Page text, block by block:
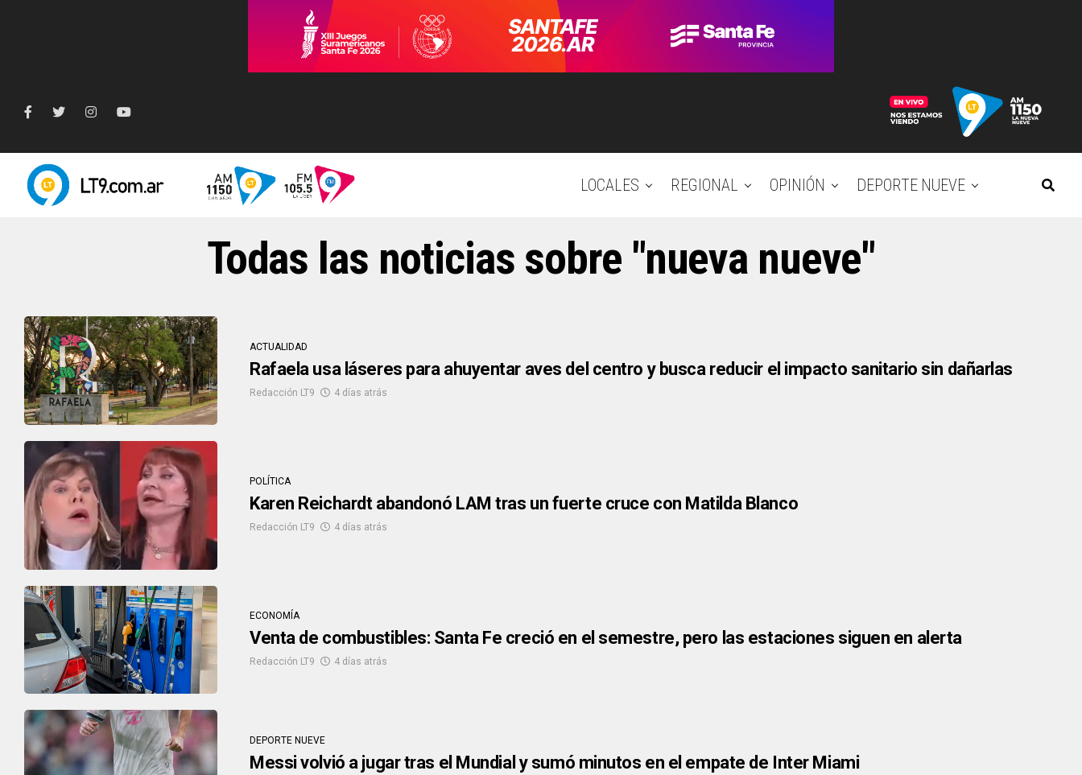
LOCALES REGIONAL OPINIÓN DEPORTE NUEVE
Todas las noticias sobre "nueva nueve"
ACTUALIDAD
Rafaela usa láseres para ahuyentar aves del centro y busca reducir el impacto sanitario sin dañarlas
Redacción LT9 4 días atrás
POLÍTICA
Karen Reichardt abandonó LAM tras un fuerte cruce con Matilda Blanco
Redacción LT9 4 días atrás
ECONOMÍA
Venta de combustibles: Santa Fe creció en el semestre, pero las estaciones siguen en alerta
Redacción LT9 4 días atrás
DEPORTE NUEVE
Messi volvió a jugar tras el Mundial y sumó minutos en el empate de Inter Miami